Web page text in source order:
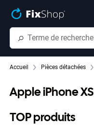
Accueil Pièces détachées
Apple iPhone XS
TOP produits